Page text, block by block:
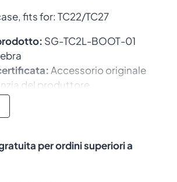
fits for: TC22/TC27
SG-TC2L-BOOT-01
Accessorio originale
del produttore
è compatibile con i
per ordini superiori a